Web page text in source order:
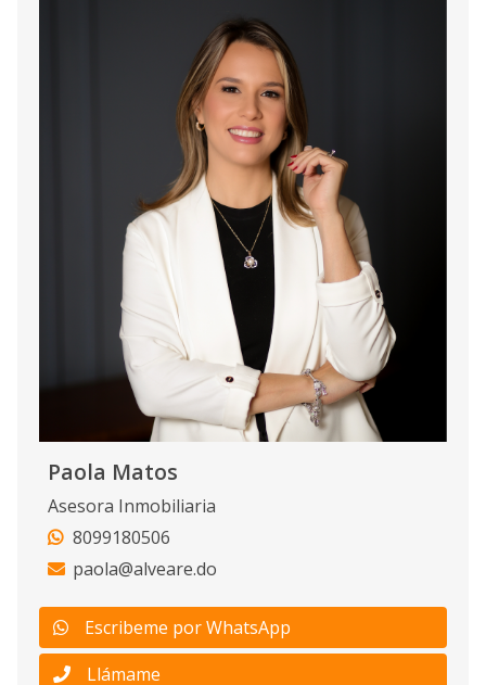
Paola Matos
Asesora Inmobiliaria
8099180506
paola@alveare.do
Escribeme por WhatsApp
Llámame